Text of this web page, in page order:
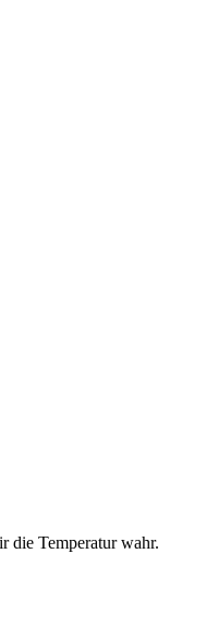
die Temperatur wahr.